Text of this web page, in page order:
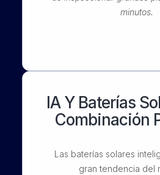
minutos.
IA Y Baterías
Combinación
Las baterías solares
gran tendencia del